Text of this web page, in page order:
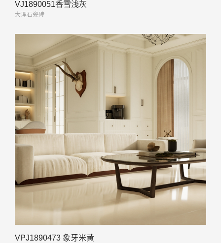
VJ1890051香雪浅灰
大理石瓷砖
VPJ1890473 象牙米黄